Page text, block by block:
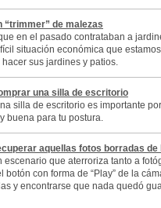
“trimmer” de malezas
en el pasado contrataban a
situación económica que
sus jardines y patios.
una silla de escritorio
silla de escritorio es importante
buena para tu postura.
aquellas fotos borradas
escenario que aterroriza tanto a
botón con forma de “Play” de la
y encontrarse que nada quedó